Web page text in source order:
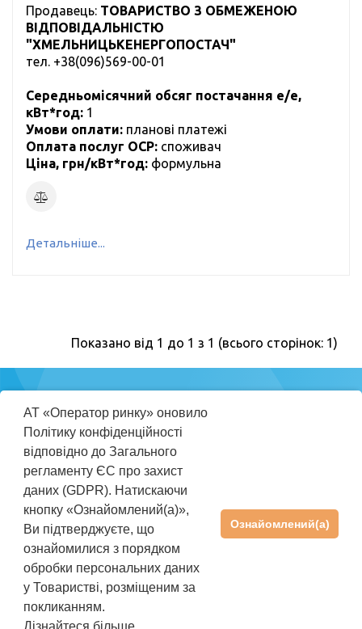
Продавець: ТОВАРИСТВО З ОБМЕЖЕНОЮ
ВІДПОВІДАЛЬНІСТЮ
"ХМЕЛЬНИЦЬКЕНЕРГОПОСТАЧ"
тел. +38(096)569-00-01
Середньомісячний обсяг постачання е/е,
кВт*год: 1
Умови оплати: планові платежі
Оплата послуг ОСР: cпоживач
Ціна, грн/кВт*год: формульна
Детальніше...
Показано від 1 до 1 з 1 (всього сторінок: 1)
Міністерство
енергетики
України
ПРАВИЛА КОРИСТУВАННЯ REP
ІНСТРУКЦІЯ КОРИСТУВАЧА
ПІДТРИМКА +38(044) 205-01-36
rep@oree.com.ua
©2026 АТ «Оператор ринку». Усі права захищені
Політика
конфіденційності
АТ «Оператор ринку» оновило
Політику конфіденційності
відповідно до Загального
регламенту ЄС про захист
даних (GDPR). Натискаючи
кнопку «Ознайомлений(а)»,
Ви підтверджуєте, що
ознайомилися з порядком
обробки персональних даних
у Товаристві, розміщеним за
покликанням.
Дізнайтеся більше...
Ознайомлений(а)